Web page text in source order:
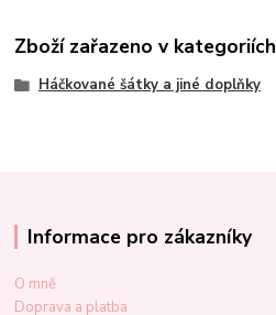
Zboží zařazeno v kategoriích
Háčkované šátky a jiné doplňky
Informace pro zákazníky
O mně
Doprava a platba